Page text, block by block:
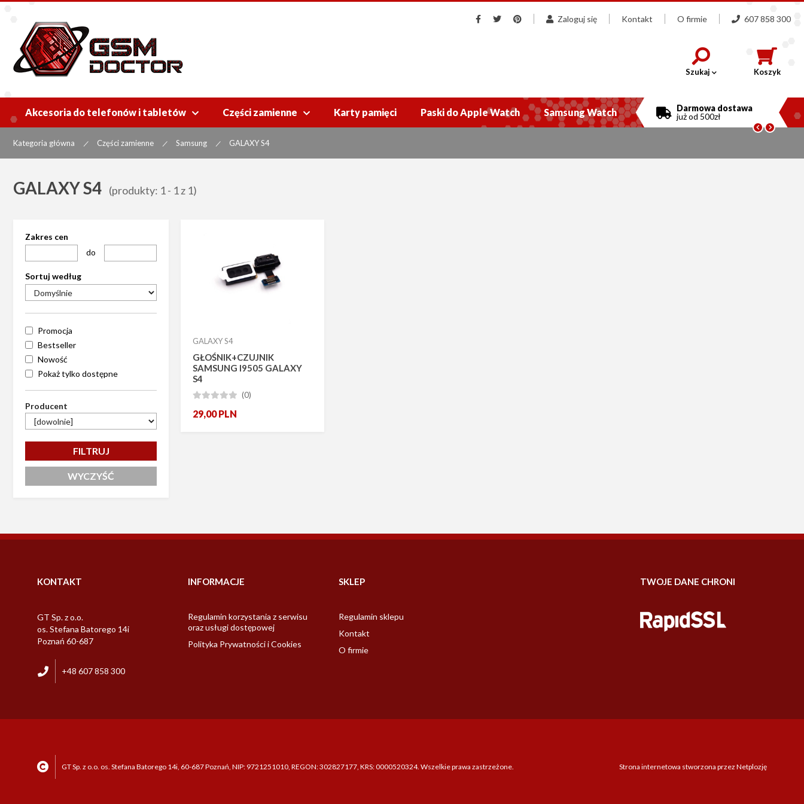
Zaloguj się Kontakt O firmie 607 858 300
Szukaj Koszyk
Akcesoria do telefonów i tabletów  Części zamienne  Karty pamięci Paski do Apple Watch Samsung Watch
Darmowa dostawa
już od 500zł
 
Kategoria główna | Części zamienne | Samsung | GALAXY S4
GALAXY S4 (produkty: 1 - 1 z 1)
Zakres cen
do
Sortuj według
Promocja
Bestseller
Nowość
Pokaż tylko dostępne
Producent
GALAXY S4
GŁOŚNIK+CZUJNIK
SAMSUNG I9505 GALAXY
S4
 (0)
29,00PLN
KONTAKT
GT Sp. z o.o.
os. Stefana Batorego 14i
Poznań 60-687
+48 607 858 300
INFORMACJE
Regulamin korzystania z serwisu
oraz usługi dostępowej
Polityka Prywatności i Cookies
SKLEP
Regulamin sklepu
Kontakt
O firmie
TWOJE DANE CHRONI
GT Sp. z o.o. os. Stefana Batorego 14i, 60-687 Poznań, NIP: 9721251010, REGON: 302827177, KRS: 0000520324. Wszelkie prawa zastrzeżone. Strona internetowa stworzona przez Netplozję